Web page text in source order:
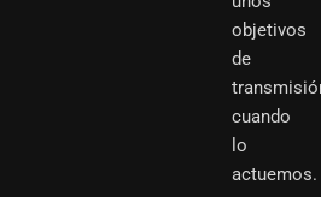
objetivos
de
cuando
lo
actuemos.